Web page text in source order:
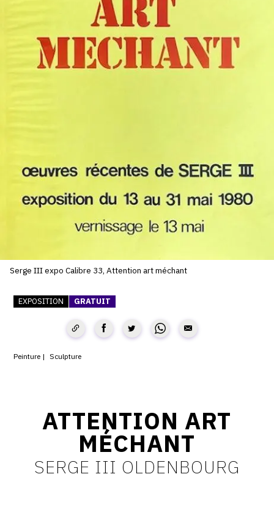
SERVICES
CRÉER SON CATALOGUE RAISONNÉ
ABONNEMENTS DÉDIÉS AUX GALERISTES
DEVENIR CONTRIBUTEUR
À PROPOS
À PROPOS D'OAM
CGV
INSTAGRAM
FACEBOOK
TWITTER
Serge III expo Calibre 33, Attention art méchant
EXPOSITION GRATUIT
Peinture Sculpture
ATTENTION ART
MÉCHANT
SERGE III OLDENBOURG